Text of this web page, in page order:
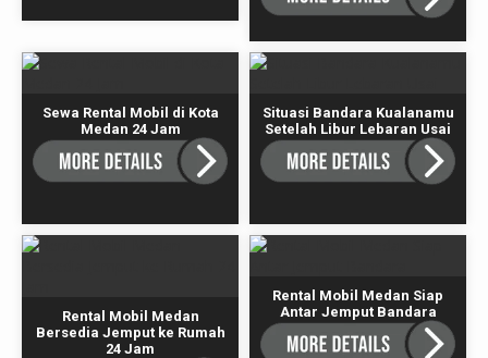
Sewa Rental Mobil di Kota
Medan 24 Jam
Situasi Bandara Kualanamu
Setelah Libur Lebaran Usai
Rental Mobil Medan
Bersedia Jemput ke Rumah
24 Jam
Rental Mobil Medan Siap
Antar Jemput Bandara